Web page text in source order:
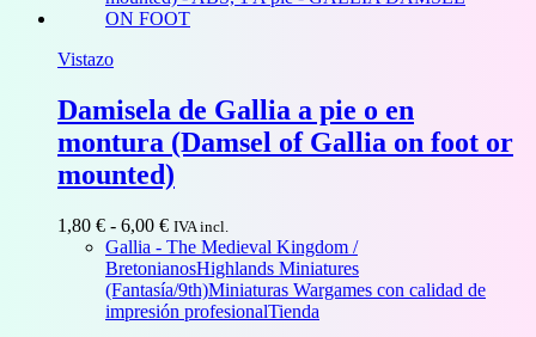
Vistazo
Damisela de Gallia a pie o en
montura (Damsel of Gallia on foot or
mounted)
1,80 € - 6,00 €Rango
de
precios:
desde
1,80 €
IVA incl.
Gallia - The Medieval Kingdom /
BretonianosHighlands Miniatures
(Fantasía/9th)Miniaturas Wargames con calidad de
impresión profesionalTienda